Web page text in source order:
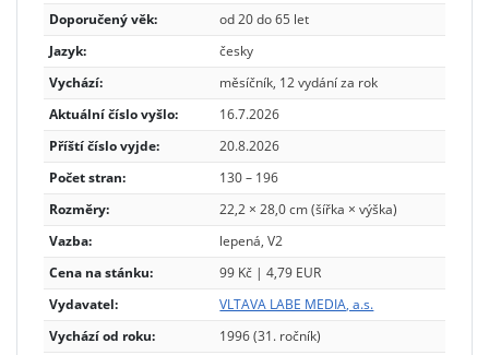
Doporučený věk:
od 20 do 65 let
Jazyk:
česky
Vychází:
měsíčník, 12 vydání za rok
Aktuální číslo vyšlo:
16.7.2026
Příští číslo vyjde:
20.8.2026
Počet stran:
130 – 196
Rozměry:
22,2 × 28,0 cm (šířka × výška)
Vazba:
lepená, V2
Cena na stánku:
99 Kč | 4,79 EUR
Vydavatel:
VLTAVA LABE MEDIA, a.s.
Vychází od roku:
1996 (31. ročník)